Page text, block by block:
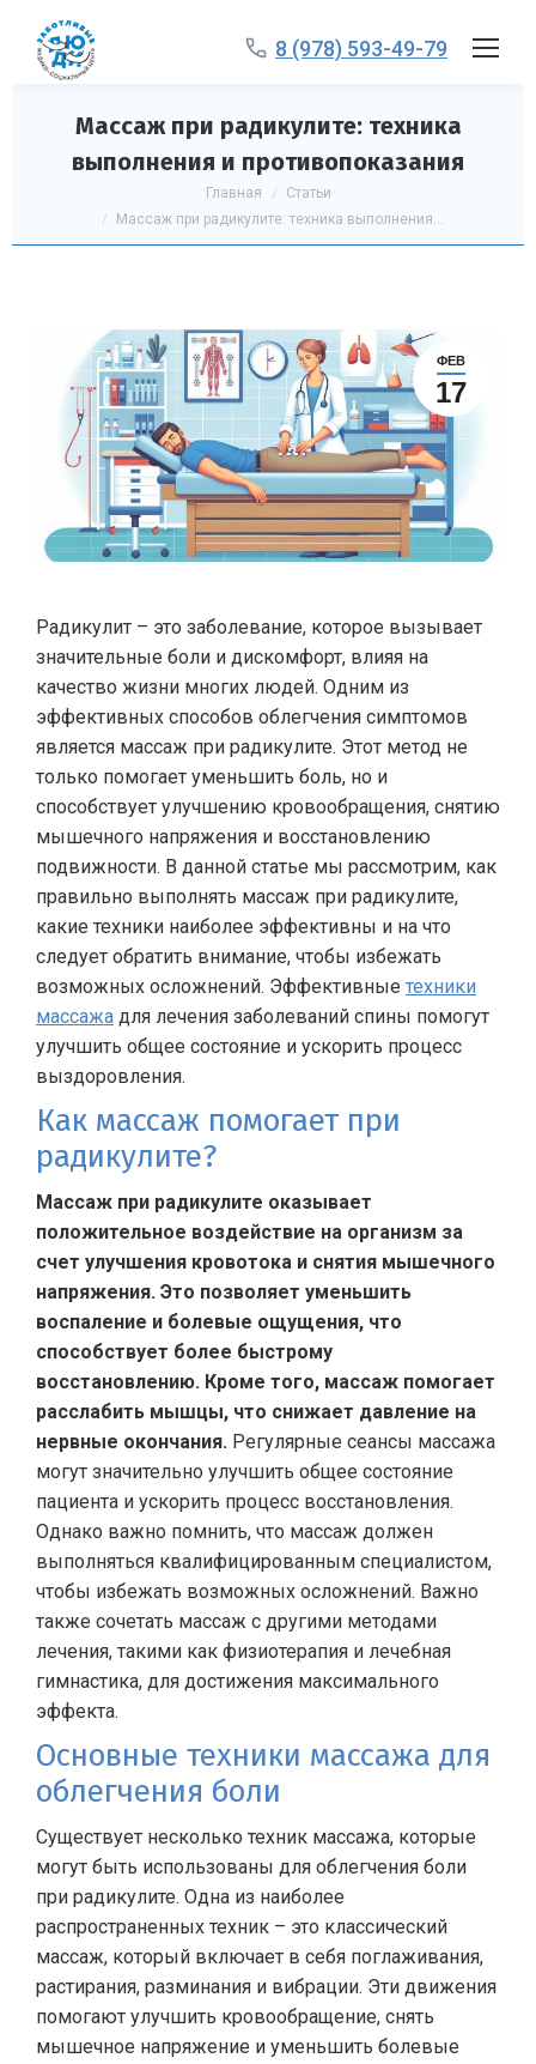
8 (978) 593-49-79
Массаж при радикулите: техника
выполнения и противопоказания
Главная
Статьи
Массаж при радикулите: техника выполнения…
ФЕВ
17
Радикулит – это заболевание, которое вызывает
значительные боли и дискомфорт, влияя на
качество жизни многих людей. Одним из
эффективных способов облегчения симптомов
является массаж при радикулите. Этот метод не
только помогает уменьшить боль, но и
способствует улучшению кровообращения, снятию
мышечного напряжения и восстановлению
подвижности. В данной статье мы рассмотрим, как
правильно выполнять массаж при радикулите,
какие техники наиболее эффективны и на что
следует обратить внимание, чтобы избежать
возможных осложнений. Эффективные техники
массажа для лечения заболеваний спины помогут
улучшить общее состояние и ускорить процесс
выздоровления.
Как массаж помогает при
радикулите?
Массаж при радикулите оказывает
положительное воздействие на организм за
счет улучшения кровотока и снятия мышечного
напряжения. Это позволяет уменьшить
воспаление и болевые ощущения, что
способствует более быстрому
восстановлению. Кроме того, массаж помогает
расслабить мышцы, что снижает давление на
нервные окончания. Регулярные сеансы массажа
могут значительно улучшить общее состояние
пациента и ускорить процесс восстановления.
Однако важно помнить, что массаж должен
выполняться квалифицированным специалистом,
чтобы избежать возможных осложнений. Важно
также сочетать массаж с другими методами
лечения, такими как физиотерапия и лечебная
гимнастика, для достижения максимального
эффекта.
Основные техники массажа для
облегчения боли
Существует несколько техник массажа, которые
могут быть использованы для облегчения боли
при радикулите. Одна из наиболее
распространенных техник – это классический
массаж, который включает в себя поглаживания,
растирания, разминания и вибрации. Эти движения
помогают улучшить кровообращение, снять
мышечное напряжение и уменьшить болевые